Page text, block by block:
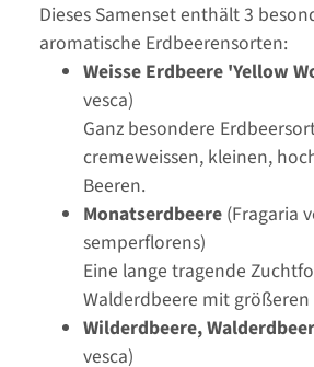
Dieses Samenset enthält 3
aromatische Erdbeerensorten:
Weisse Erdbeere 'Yellow
vesca)
Ganz besondere
cremeweissen, kleinen,
Beeren.
Monatserdbeere (Fragaria
semperflorens)
Eine lange tragende
Walderdbeere mit
Wilderdbeere,
vesca)